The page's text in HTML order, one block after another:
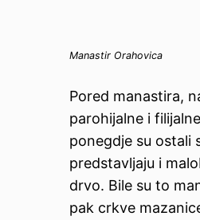
Manastir Orahovica
Pored manastira,
parohijalne i
ponegdje su ostali
predstavljaju i
drvo. Bile su to
pak crkve